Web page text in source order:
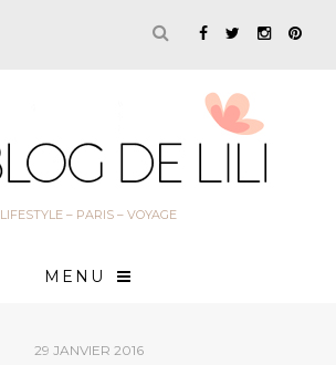
LIFESTYLE – PARIS – VOYAGE
MENU
29 JANVIER 2016